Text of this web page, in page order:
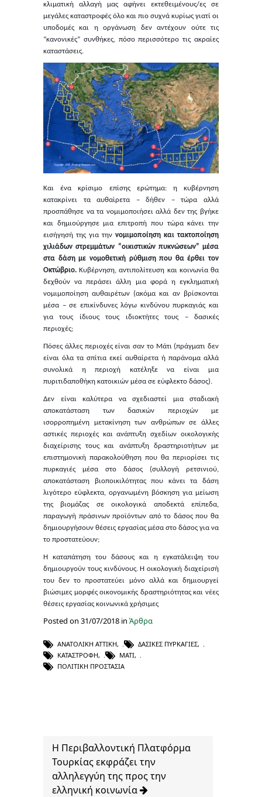
κλιματική αλλαγή μας αφήνει εκτεθειμένους/ες σε
μεγάλες καταστροφές όλο και πιο συχνά κυρίως γιατί οι
υποδομές και η οργάνωση δεν αντέχουν ούτε τις
“κανονικές” συνθήκες, πόσο περισσότερο τις ακραίες
καταστάσεις.
Και ένα κρίσιμο επίσης ερώτημα: η κυβέρνηση
κατακρίνει τα αυθαίρετα – δήθεν – τώρα αλλά
προσπάθησε να τα νομιμοποιήσει αλλά δεν της βγήκε
και δημιούργησε μια επιτροπή που τώρα κάνει την
εισήγησή της για την νομιμοποίηση και τακτοποίηση
χιλιάδων στρεμμάτων “οικιστικών πυκνώσεων” μέσα
στα δάση με νομοθετική ρύθμιση που θα έρθει τον
Οκτώβριο. Κυβέρνηση, αντιπολίτευση και κοινωνία θα
δεχθούν να περάσει άλλη μια φορά η εγκληματική
νομιμοποίηση αυθαιρέτων (ακόμα και αν βρίσκονται
μέσα – σε επικίνδυνες λόγω κινδύνου πυρκαγιάς και
για τους ίδιους τους ιδιοκτήτες τους – δασικές
περιοχές;
Πόσες άλλες περιοχές είναι σαν το Μάτι (πράγματι δεν
είναι όλα τα σπίτια εκεί αυθαίρετα ή παράνομα αλλά
συνολικά η περιοχή κατέληξε να είναι μια
πυριτιδαποθήκη κατοικιών μέσα σε εύφλεκτο δάσος).
Δεν είναι καλύτερα να σχεδιαστεί μια σταδιακή
αποκατάσταση των δασικών περιοχών με
ισορροπημένη μετακίνηση των ανθρώπων σε άλλες
αστικές περιοχές και ανάπτυξη σχεδίων οικολογικής
διαχείρισης τους και ανάπτυξη δραστηριοτήτων με
επιστημονική παρακολούθηση που θα περιορίσει τις
πυρκαγιές μέσα στο δάσος (συλλογή ρετσινιού,
αποκατάσταση βιοποικιλότητας που κάνει τα δάση
λιγότερο εύφλεκτα, οργανωμένη βόσκηση για μείωση
της βιομάζας σε οικολογικά αποδεκτά επίπεδα,
παραγωγή πράσινων προϊόντων από το δάσος που θα
δημιουργήσουν θέσεις εργασίας μέσα στο δάσος για να
το προστατεύουν;
Η καταπάτηση του δάσους και η εγκατάλειψη του
δημιουργούν τους κινδύνους. Η οικολογική διαχείρισή
του δεν το προστατεύει μόνο αλλά και δημιουργεί
βιώσιμες μορφές οικονομικής δραστηριότητας και νέες
θέσεις εργασίας κοινωνικά χρήσιμες
Posted on 31/07/2018 in Άρθρα
ΑΝΑΤΟΛΙΚΉ ΑΤΤΙΚΉ, ΔΑΣΙΚΈΣ ΠΥΡΚΑΓΙΈΣ,
ΚΑΤΑΣΤΡΟΦΉ, ΜΆΤΙ,
ΠΟΛΙΤΙΚΉ ΠΡΟΣΤΑΣΊΑ
Η Περιβαλλοντική Πλατφόρμα
Τουρκίας εκφράζει την
αλληλεγγύη της προς την
ελληνική κοινωνία